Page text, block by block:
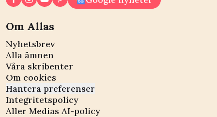
Om Allas
Nyhetsbrev
Alla ämnen
Våra skribenter
Om cookies
Hantera preferenser
Integritetspolicy
Aller Medias AI-policy